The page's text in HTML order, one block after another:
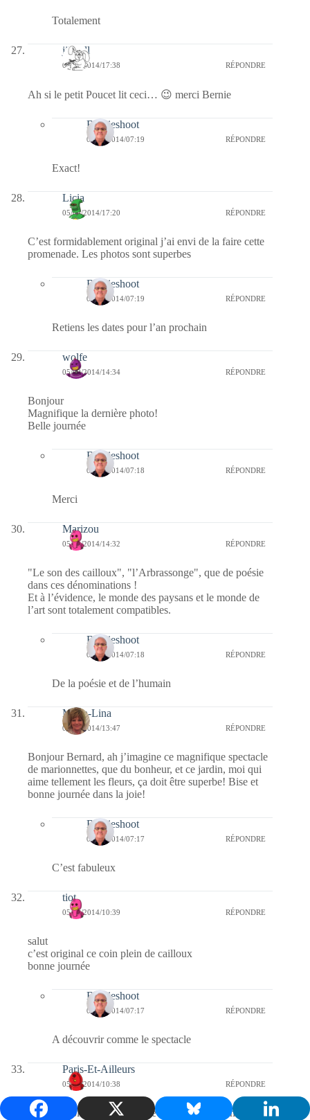
Totalement
jill bill
05/09/2014/17:38 RÉPONDRE
Ah si le petit Poucet lit ceci… 😉 merci Bernie
Bernieshoot
06/09/2014/07:19 RÉPONDRE
Exact!
Licia
05/09/2014/17:20 RÉPONDRE
C’est formidablement original j’ai envi de la faire cette
promenade. Les photos sont superbes
Bernieshoot
06/09/2014/07:19 RÉPONDRE
Retiens les dates pour l’an prochain
wolfe
05/09/2014/14:34 RÉPONDRE
Bonjour
Magnifique la dernière photo!
Belle journée
Bernieshoot
06/09/2014/07:18 RÉPONDRE
Merci
Marizou
05/09/2014/14:32 RÉPONDRE
"Le son des cailloux", "l’Arbrassonge", que de poésie
dans ces dénominations !
Et à l’évidence, le monde des paysans et le monde de
l’art sont totalement compatibles.
Bernieshoot
06/09/2014/07:18 RÉPONDRE
De la poésie et de l’humain
Maria-Lina
05/09/2014/13:47 RÉPONDRE
Bonjour Bernard, ah j’imagine ce magnifique spectacle
de marionnettes, que du bonheur, et ce jardin, moi qui
aime tellement les fleurs, ça doit être superbe! Bise et
bonne journée dans la joie!
Bernieshoot
06/09/2014/07:17 RÉPONDRE
C’est fabuleux
tiot
05/09/2014/10:39 RÉPONDRE
salut
c’est original ce coin plein de cailloux
bonne journée
Bernieshoot
06/09/2014/07:17 RÉPONDRE
A découvrir comme le spectacle
Paris-Et-Ailleurs
05/09/2014/10:38 RÉPONDRE
Bonjour, joli composition avec les cailloux, bon week-